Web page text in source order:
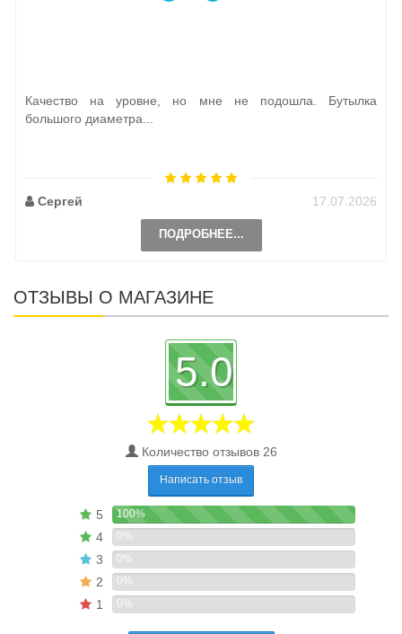
Качество на уровне, но мне не подошла. Бутылка
большого диаметра...
Сергей 17.07.2026
ПОДРОБНЕЕ...
ОТЗЫВЫ О МАГАЗИНЕ
5.0
Количество отзывов 26
Написать отзыв
5 100%
4 0%
3 0%
2 0%
1 0%